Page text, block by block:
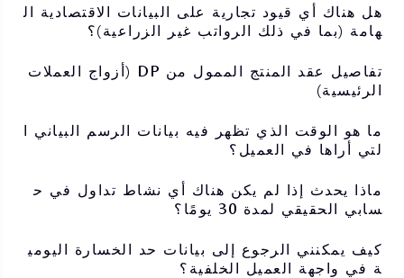
هل هناك أي قيود تجارية على البيانات الاقتصادية ال
هامة (بما في ذلك الرواتب غير الزراعية)؟
تفاصيل عقد المنتج الممول من DP (أزواج العملات
الرئيسية)
ما هو الوقت الذي تظهر فيه بيانات الرسم البياني ا
لتي أراها في العميل؟
ماذا يحدث إذا لم يكن هناك أي نشاط تداول في ح
سابي الحقيقي لمدة 30 يومًا؟
كيف يمكنني الرجوع إلى بيانات حد الخسارة اليومي
ة في واجهة العميل الخلفية؟